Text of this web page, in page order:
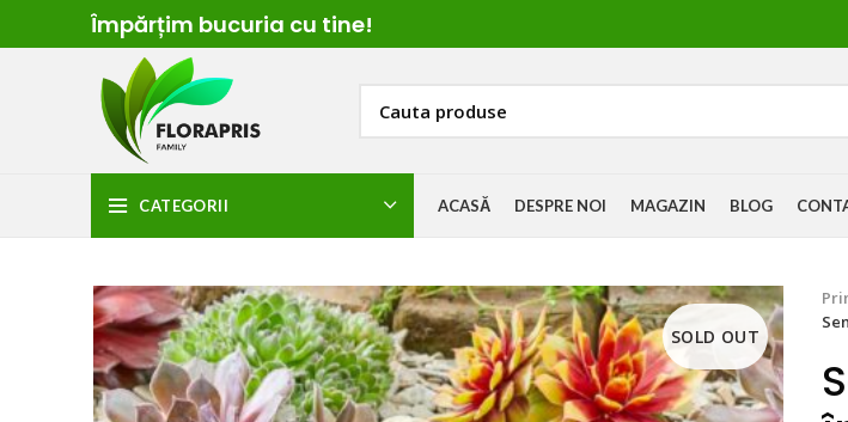
Împărțim bucuria cu tine!
CATEGORII ACASĂ DESPRE NOI MAGAZIN BLOG
SOLD OUT